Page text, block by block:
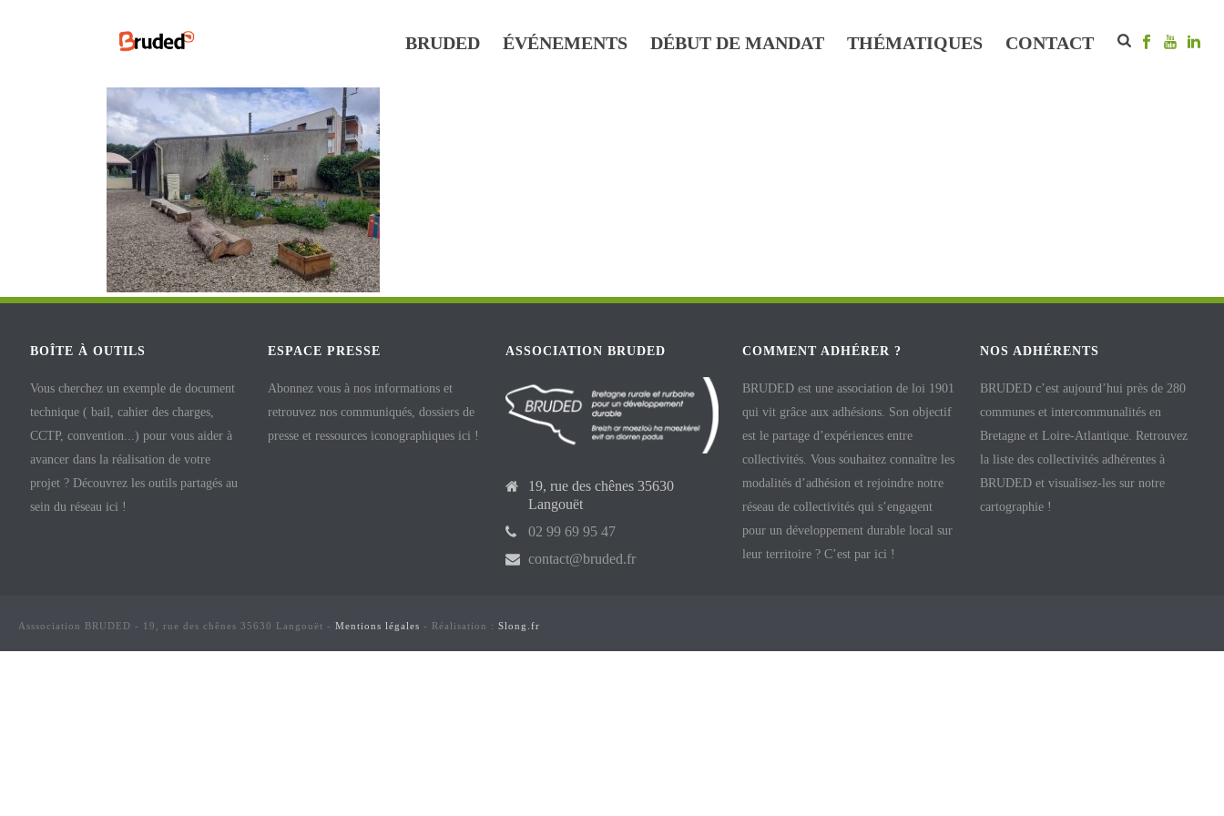
BRUDED ÉVÉNEMENTS DÉBUT DE MANDAT THÉMATIQUES CONTACT
BOÎTE À OUTILS
Vous cherchez un exemple de document
technique ( bail, cahier des charges,
CCTP, convention...) pour vous aider à
avancer dans la réalisation de votre
projet ? Découvrez les outils partagés au
sein du réseau ici !
ESPACE PRESSE
Abonnez vous à nos informations et
retrouvez nos communiqués, dossiers de
presse et ressources iconographiques ici !
ASSOCIATION BRUDED
19, rue des chênes 35630
Langouët
02 99 69 95 47
contact@bruded.fr
COMMENT ADHÉRER ?
BRUDED est une association de loi 1901
qui vit grâce aux adhésions. Son objectif
est le partage d’expériences entre
collectivités. Vous souhaitez connaître les
modalités d’adhésion et rejoindre notre
réseau de collectivités qui s’engagent
pour un développement durable local sur
leur territoire ? C’est par ici !
NOS ADHÉRENTS
BRUDED c’est aujourd’hui près de 280
communes et intercommunalités en
Bretagne et Loire-Atlantique. Retrouvez
la liste des collectivités adhérentes à
BRUDED et visualisez-les sur notre
cartographie !
Asssociation BRUDED - 19, rue des chênes 35630 Langouët - Mentions légales - Réalisation : Slong.fr